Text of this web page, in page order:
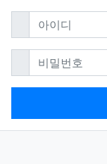
아이디필수
비밀번호필수